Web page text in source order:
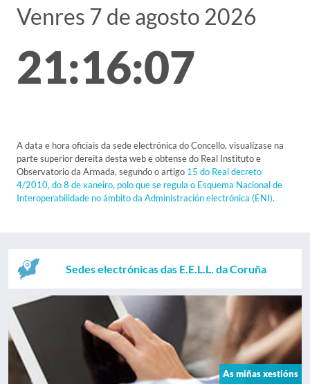
Venres 7 de agosto 2026
21:16:07
A data e hora oficiais da sede electrónica do Concello, visualízase na
parte superior dereita desta web e obtense do Real Instituto e
Observatorio da Armada, segundo o artigo 15 do Real decreto
4/2010, do 8 de xaneiro, polo que se regula o Esquema Nacional de
Interoperabilidade no ámbito da Administración electrónica (ENI).
Sedes electrónicas das E.E.L.L. da Coruña
As miñas xestións